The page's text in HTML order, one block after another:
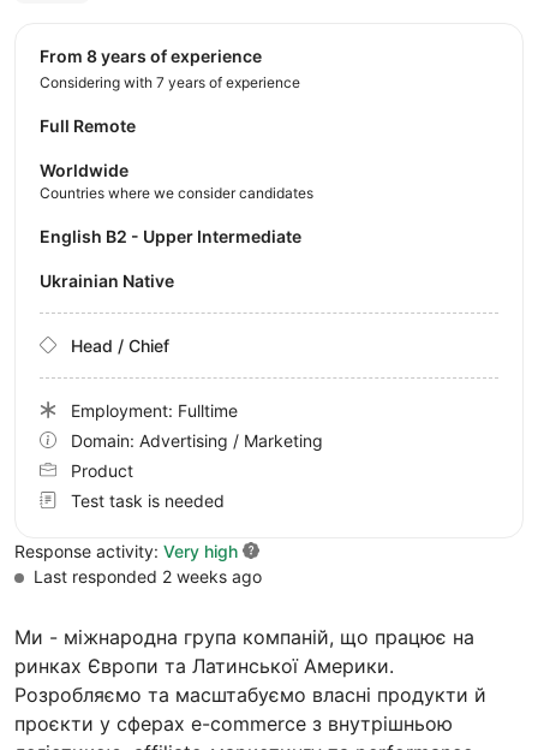
Ми - міжнародна група компаній, що працює на
ринках Європи та Латинської Америки.
Розробляємо та масштабуємо власні продукти й
проєкти у сферах e-commerce з внутрішньою
from 8 years of experience
Considering with 7 years of experience
Full Remote
Worldwide
Countries where we consider candidates
English B2 - Upper Intermediate
Ukrainian Native
Head / Chief
Employment: Fulltime
Domain: Advertising / Marketing
Product
Test task is needed
Response activity: Very high
Last responded 2 weeks ago